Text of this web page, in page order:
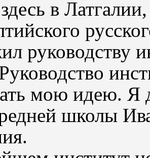
в
руководству
мою идею. Я
школы